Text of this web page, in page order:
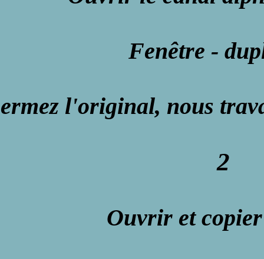
Fenêtre -
l'original, nous
2
Ouvrir et